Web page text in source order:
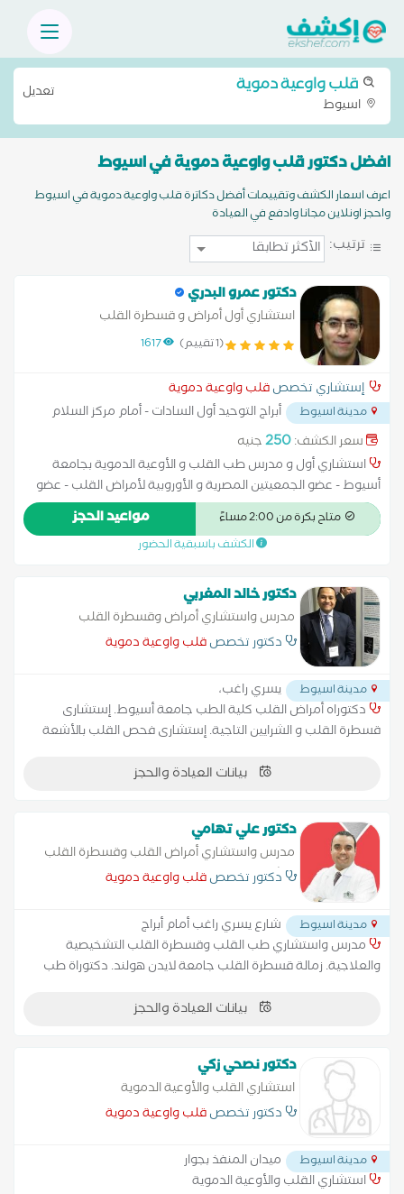
قلب واوعية دموية
اسيوط
تعديل
افضل دكتور قلب واوعية دموية في اسيوط
اعرف اسعار الكشف وتقييمات أفضل دكاترة قلب واوعية دموية في اسيوط
واحجز اونلاين مجانا وادفع في العيادة
ترتيب:
دكتور عمرو البدري
استشاري أول أمراض و قسطرة القلب
(1 تقييم) 1617
إستشاري تخصصقلب واوعية دموية
مدينة اسيوط
أبراج التوحيد أول السادات - أمام مركز السلام
للقلب و بجوار جملة المنصور... سعر الكشف:250جنيه
استشاري أول و مدرس طب القلب و الأوعية الدموية بجامعة
أسيوط - عضو الجمعيتين المصرية و الأوروبية لأمراض القلب - عضو
الجمعية الأوروبية لقسطرة القلب التداخلية و الجمعية الأوروبية
لتصوير القلب - حاصل على الاعتماد الكامل للجمعية العالمية لتصوير
القلب بالرنين المغناطيسي
متاح بكرة من 2:00 مساءً مواعيد الحجز
الكشف باسبقية الحضور
دكتور خالد المغربي
مدرس واستشاري أمراض وقسطرة القلب
دكتور تخصصقلب واوعية دموية
مدينة اسيوط
يسري راغب،
دكتوراه أمراض القلب كلية الطب جامعة أسيوط. إستشارى
قسطرة القلب و الشرايين التاجية. إستشارى فحص القلب بالأشعة
الأوروبية للقسطرة التداخلية للقلب و الأوعية الدموية. عضو الجمعية
بيانات العيادة والحجز
دكتور علي تهامي
مدرس واستشاري أمراض القلب وقسطرة القلب
التشخيصية والعلاجية
دكتور تخصصقلب واوعية دموية
مدينة اسيوط
شارع يسري راغب أمام أبراج
مدرس واستشاري طب القلب وقسطرة القلب التشخيصية
والعلاجية. زمالة قسطرة القلب جامعة لايدن هولند. دكتوراة طب
القلب والأوعية الدموية - جامعة لايدن هولندا. عضو الجمعية
الموجات الصوتية للقلب (الايكو)، والكشف بجهاز الهولتر لمتابعة
ضربات القلب حتي ٤٨ ساعة، الكشف بجهاز ضغط الدم المتنقل لمدة
٢٤ ساعة لتشخيص ارتفاع ضغط الدم.
بيانات العيادة والحجز
دكتور نصحي زكي
استشاري القلب والأوعية الدموية
دكتور تخصصقلب واوعية دموية
مدينة اسيوط
ميدان المنفذ بجوار
استشاري القلب والأوعية الدموية